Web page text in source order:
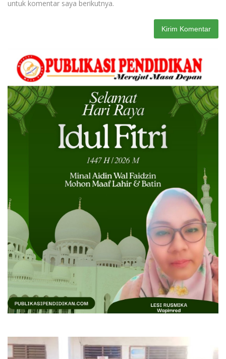
untuk komentar saya berikutnya.